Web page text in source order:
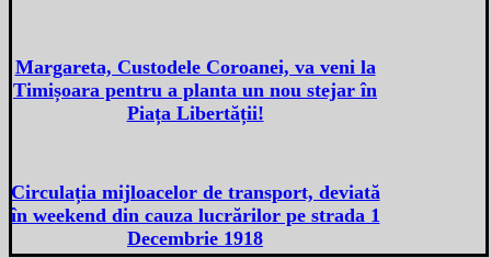
Margareta, Custodele Coroanei, va veni la
Timișoara pentru a planta un nou stejar în
Piața Libertății!
Circulația mijloacelor de transport, deviată
în weekend din cauza lucrărilor pe strada 1
Decembrie 1918